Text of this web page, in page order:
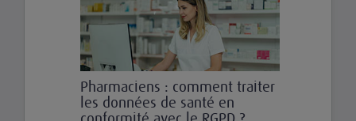
Pharmaciens : comment traiter
les données de santé en